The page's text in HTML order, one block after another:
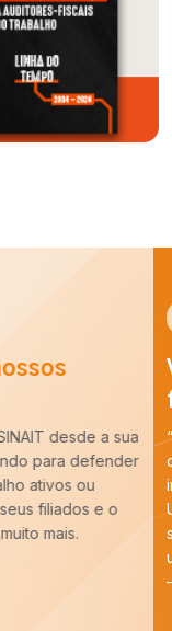
de Auditoria-Fiscal
que é
categoria.
forte,
E tenho
MAIS!